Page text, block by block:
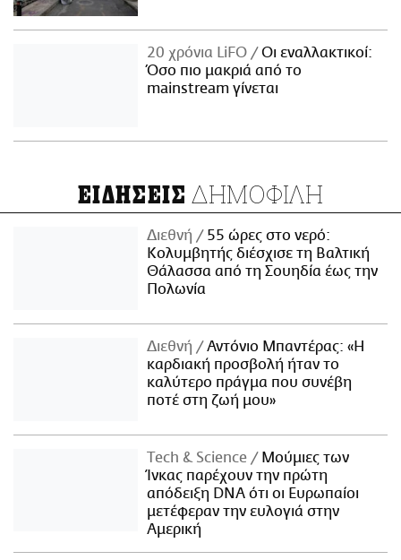
20 χρόνια LiFO
Οι εναλλακτικοί:
Όσο πιο μακριά από το
mainstream γίνεται
ΕΙΔΗΣΕΙΣ ΔΗΜΟΦΙΛΗ
Διεθνή
55 ώρες στο νερό:
Κολυμβητής διέσχισε τη Βαλτική
Θάλασσα από τη Σουηδία έως την
Πολωνία
Διεθνή
Αντόνιο Μπαντέρας: «Η
καρδιακή προσβολή ήταν το
καλύτερο πράγμα που συνέβη
ποτέ στη ζωή μου»
Τech & Science
Μούμιες των
Ίνκας παρέχουν την πρώτη
απόδειξη DNA ότι οι Ευρωπαίοι
μετέφεραν την ευλογιά στην
Αμερική